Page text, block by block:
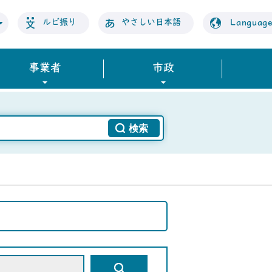
ルビ振り やさしい日本語 Language
事業者 市政